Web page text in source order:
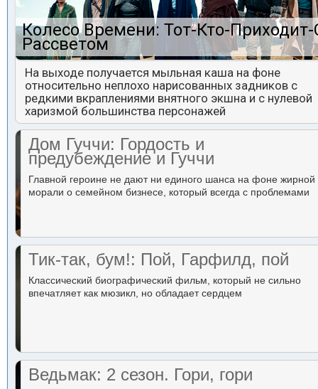
Колесо Времени: Тот-Кто-
Рассветом
На выходе получается мыльная каша на фоне
относительно неплохо нарисованных задников с
редкими вкраплениями внятного экшна и с нулевой
харизмой большинства персонажей
Дом Гуччи: Гордость и
предубеждение и Гуччи
Главной героине не дают ни единого шанса на фоне жирной
морали о семейном бизнесе, который всегда с проблемами
Тик-так, бум!: Пой, Гарфилд, пой
Классический биографический фильм, который не сильно
впечатляет как мюзикл, но обладает сердцем
Ведьмак: 2 сезон. Гори, гори